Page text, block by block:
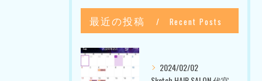
最近の投稿 Recent Posts
2024/02/02